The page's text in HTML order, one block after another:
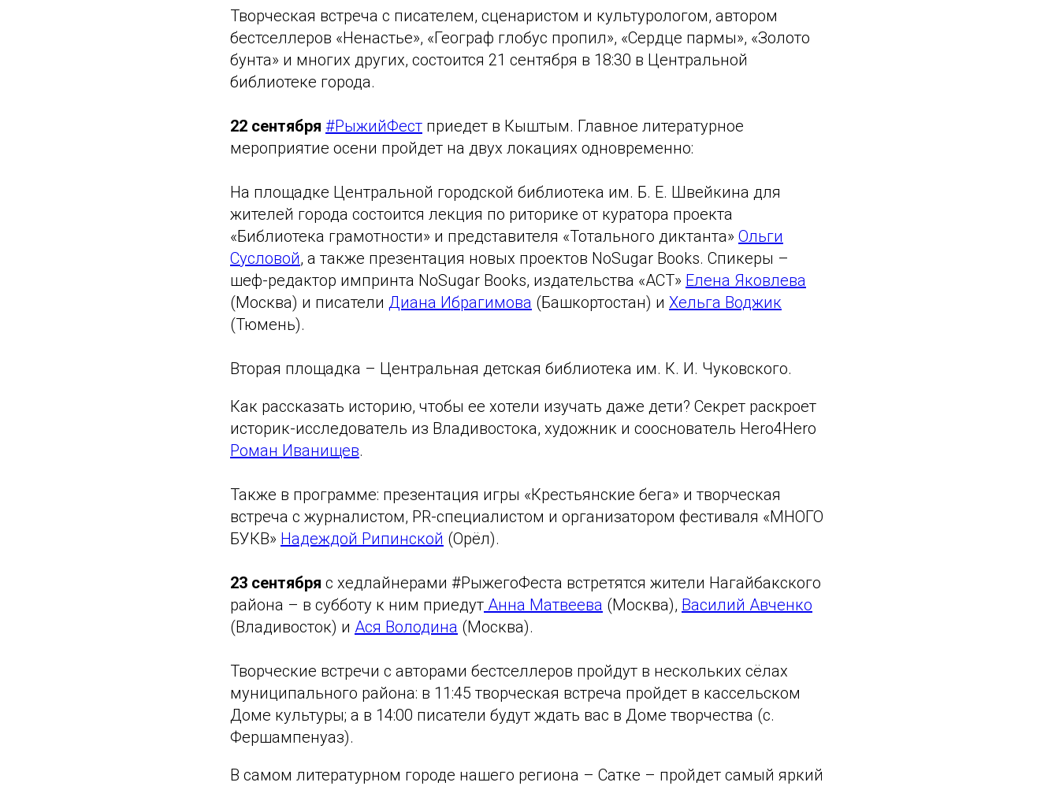
Творческая встреча с писателем, сценаристом и культурологом, автором
бестселлеров «Ненастье», «Географ глобус пропил», «Сердце пармы», «Золото
бунта» и многих других, состоится 21 сентября в 18:30 в Центральной
библиотеке города.
22 сентября #РыжийФест приедет в Кыштым. Главное литературное
мероприятие осени пройдет на двух локациях одновременно:
На площадке Центральной городской библиотека им. Б. Е. Швейкина для
жителей города состоится лекция по риторике от куратора проекта
«Библиотека грамотности» и представителя «Тотального диктанта» Ольги
Сусловой, а также презентация новых проектов NoSugar Books. Спикеры –
шеф-редактор импринта NoSugar Books, издательства «АСТ» Елена Яковлева
(Москва) и писатели Диана Ибрагимова (Башкортостан) и Хельга Воджик
(Тюмень).
Вторая площадка – Центральная детская библиотека им. К. И. Чуковского.
Как рассказать историю, чтобы ее хотели изучать даже дети? Секрет раскроет
историк-исследователь из Владивостока, художник и сооснователь Hero4Hero
Роман Иванищев.
Также в программе: презентация игры «Крестьянские бега» и творческая
встреча с журналистом, PR-специалистом и организатором фестиваля «МНОГО
БУКВ» Надеждой Рипинской (Орёл).
23 сентября с хедлайнерами #РыжегоФеста встретятся жители Нагайбакского
района – в субботу к ним приедут Анна Матвеева (Москва), Василий Авченко
(Владивосток) и Ася Володина (Москва).
Творческие встречи с авторами бестселлеров пройдут в нескольких сёлах
муниципального района: в 11:45 творческая встреча пройдет в кассельском
Доме культуры; а в 14:00 писатели будут ждать вас в Доме творчества (с.
Фершампенуаз).
В самом литературном городе нашего региона – Сатке – пройдет самый яркий